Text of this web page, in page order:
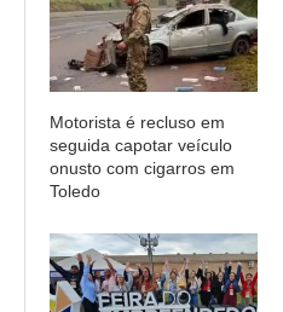
Motorista é recluso em
seguida capotar veículo
onusto com cigarros em
Toledo